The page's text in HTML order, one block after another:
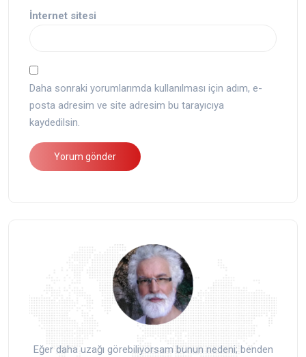
İnternet sitesi
Daha sonraki yorumlarımda kullanılması için adım, e-
posta adresim ve site adresim bu tarayıcıya
kaydedilsin.
Eğer daha uzağı görebiliyorsam bunun nedeni; benden